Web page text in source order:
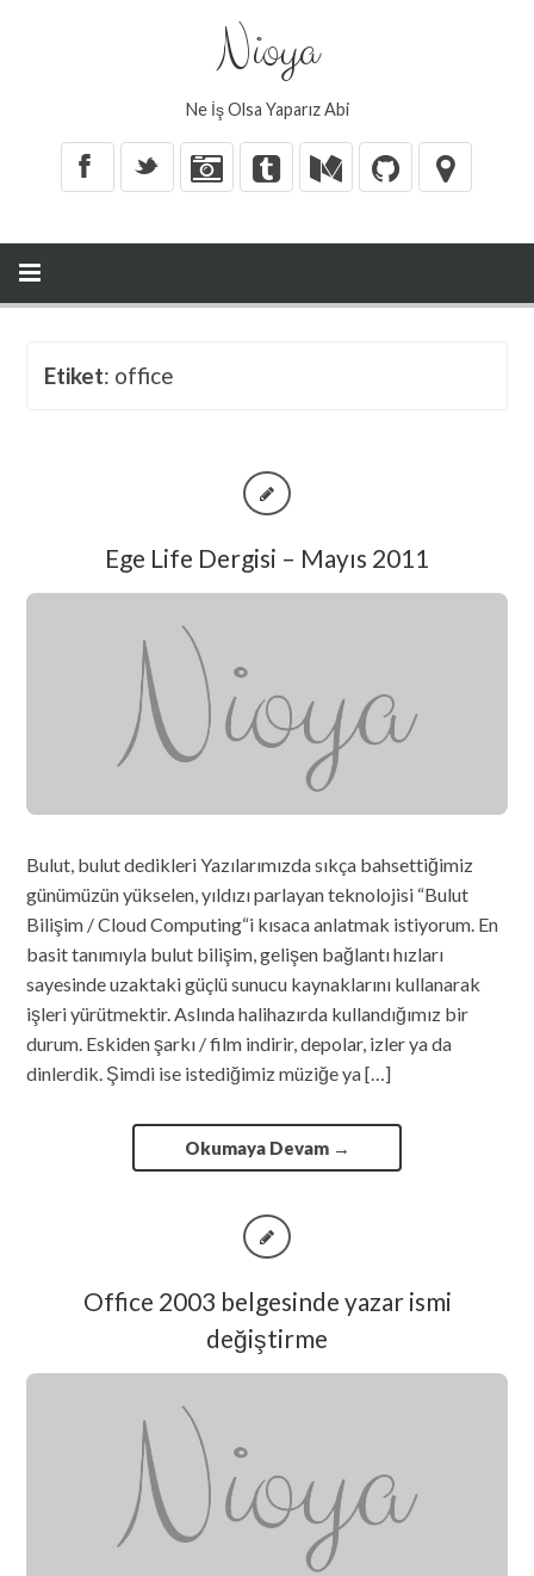
Nioya
Ne İş Olsa Yaparız Abi
X _
Etiket: office
Ege Life Dergisi – Mayıs 2011
Bulut, bulut dedikleri Yazılarımızda sıkça bahsettiğimiz
günümüzün yükselen, yıldızı parlayan teknolojisi “Bulut
Bilişim / Cloud Computing“i kısaca anlatmak istiyorum. En
basit tanımıyla bulut bilişim, gelişen bağlantı hızları
sayesinde uzaktaki güçlü sunucu kaynaklarını kullanarak
işleri yürütmektir. Aslında halihazırda kullandığımız bir
durum. Eskiden şarkı / film indirir, depolar, izler ya da
dinlerdik. Şimdi ise istediğimiz müziğe ya […]
Okumaya Devam →
Office 2003 belgesinde yazar ismi
değiştirme